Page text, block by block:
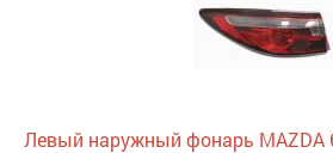
Левый наружный фонарь MAZDA